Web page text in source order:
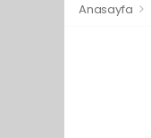
Anasayfa